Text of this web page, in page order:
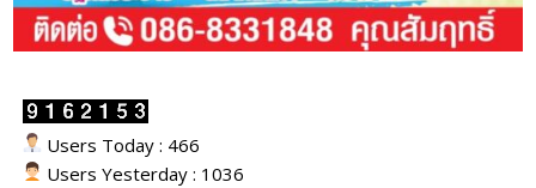
Users Today : 466
Users Yesterday : 1036